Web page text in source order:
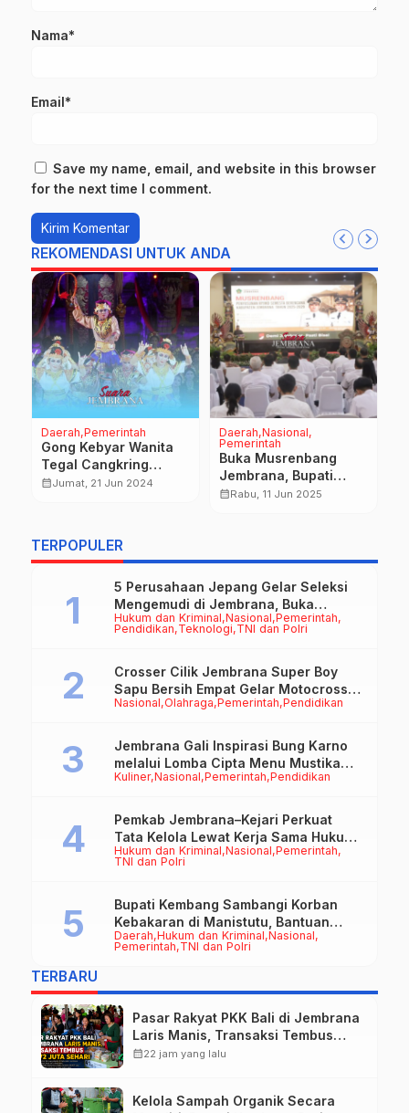
Nama*
Email*
Save my name, email, and website in this browser
for the next time I comment.
REKOMENDASI UNTUK ANDA
Daerah Pemerintah
Gong Kebyar Wanita
Tegal Cangkring
Jembrana Tampilkan
calendar_monthJumat, 21 Jun 2024
Daerah Nasional
Pemerintah
Buka Musrenbang
Jembrana, Bupati
Kembang Fokus
calendar_monthRabu, 11 Jun 2025
TERPOPULER
Hukum dan Kriminal Nasional Pemerintah
Pendidikan Teknologi TNI dan Polri
5 Perusahaan Jepang Gelar Seleksi
Mengemudi di Jembrana, Buka
Peluang Kerja bagi Calon PMI
Nasional Olahraga Pemerintah Pendidikan
Crosser Cilik Jembrana Super Boy
Sapu Bersih Empat Gelar Motocross
50cc
Kuliner Nasional Pemerintah Pendidikan
Jembrana Gali Inspirasi Bung Karno
melalui Lomba Cipta Menu Mustika
Rasa
Hukum dan Kriminal Nasional Pemerintah
TNI dan Polri
Pemkab Jembrana–Kejari Perkuat
Tata Kelola Lewat Kerja Sama Hukum
Datun
Daerah Hukum dan Kriminal Nasional
Pemerintah TNI dan Polri
Bupati Kembang Sambangi Korban
Kebakaran di Manistutu, Bantuan
Disalurkan untuk Ringankan Beban
TERBARU
Pasar Rakyat PKK Bali di Jembrana
Laris Manis, Transaksi Tembus
Rp.672 Juta Sehari
calendar_month22 jam yang lalu
Kelola Sampah Organik Secara